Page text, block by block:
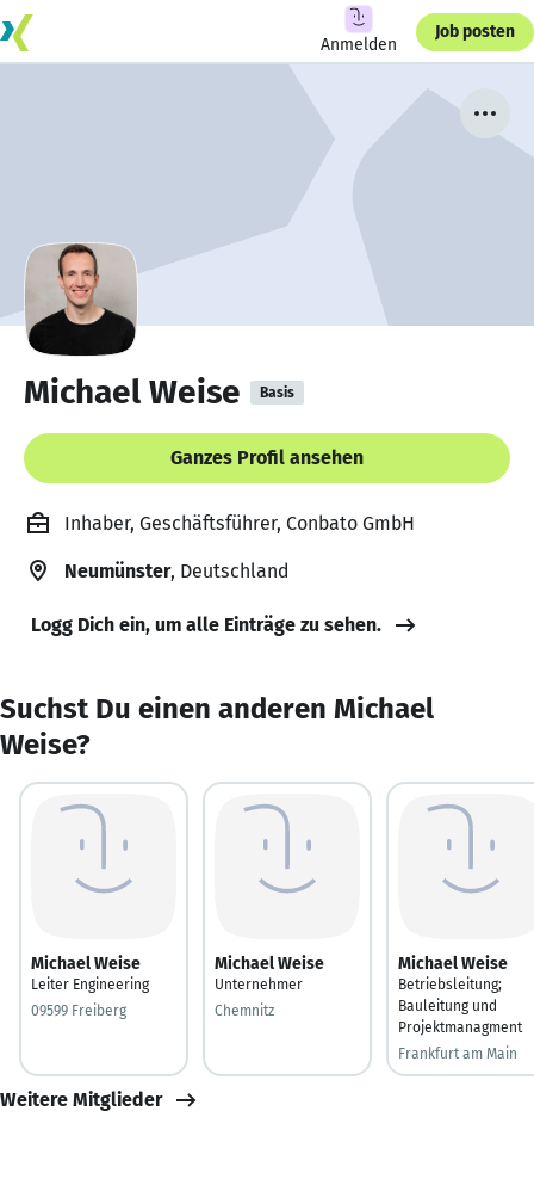
Anmelden
Job posten
Michael Weise Basis
Ganzes Profil ansehen
Inhaber, Geschäftsführer, Conbato GmbH
Neumünster, Deutschland
Logg Dich ein, um alle Einträge zu sehen.
Suchst Du einen anderen Michael
Weise?
Michael Weise
Leiter Engineering
09599 Freiberg
Michael Weise
Unternehmer
Chemnitz
Michael Weise
Betriebsleitung;
Bauleitung und
Projektmanagment
Frankfurt am Main
Weitere Mitglieder